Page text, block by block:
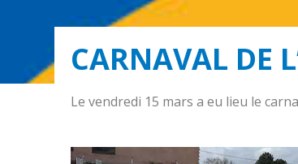
CARNAVAL DE
Le vendredi 15 mars a eu lieu le